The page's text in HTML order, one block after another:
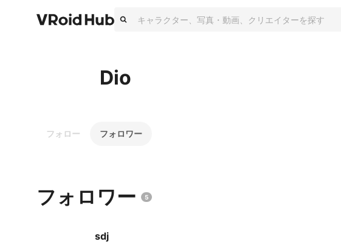
Dio
フォロー フォロワー
フォロワー 5
sdj